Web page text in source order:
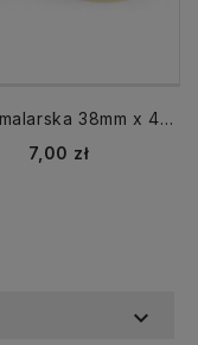
Taśma malarska 38mm x 40m
Cena
7,00 zł
